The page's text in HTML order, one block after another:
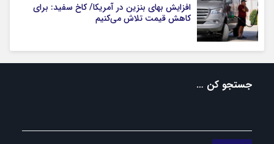
افزایش بهای بنزین در آمریکا/ کاخ سفید: برای
کاهش قیمت تلاش می‌کنیم
جستجو کن …